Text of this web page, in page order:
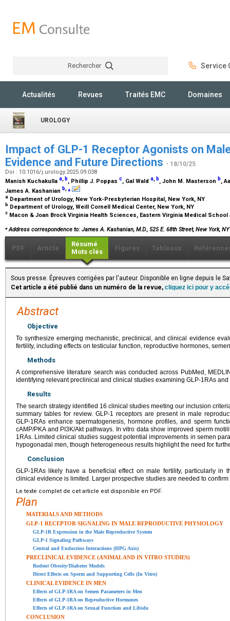
Rechercher Service
Actualités Revues Traités EMC Domaines
UROLOGY
Impact of GLP-1 Receptor Agonists on
Evidence and Future Directions - 18/10/25
Doi : 10.1016/j.urology.2025.09.038
Manish Kuchakulla a b, Phillip J. Poppas c, Gal Wald a b, John M. Masterson b,
James A. Kashanian b ⁎
a Department of Urology, New York-Presbyterian Hospital, New York, NY
b Department of Urology, Weill Cornell Medical Center, New York, NY
c Macon & Joan Brock Virginia Health Sciences, Eastern Virginia Medical
⁎Address correspondence to: James A. Kashanian, M.D., 525 E. 68th Street, New York,
PDF Article
Résumé
Mots clés
Figures Tableaux
Sous presse. Épreuves corrigées par l'auteur. Disponible en ligne depuis le
Cet article a été publié dans un numéro de la revue, cliquez ici pour y
Abstract
Objective
To synthesize emerging mechanistic, preclinical, and clinical evidence
fertility, including effects on testicular function, reproductive hormones,
Methods
A comprehensive literature search was conducted across PubMed,
identifying relevant preclinical and clinical studies examining GLP-1RAs
Results
The search strategy identified 16 clinical studies meeting our inclusion
summary tables for review. GLP-1 receptors are present in male
GLP-1RAs enhance spermatogenesis, hormone profiles, and sperm
cAMP/PKA and PI3K/Akt pathways. In vitro data show improved sperm
1RAs. Limited clinical studies suggest potential improvements in semen
hypogonadal men, though heterogeneous results highlight the need for
Conclusion
GLP-1RAs likely have a beneficial effect on male fertility, particularly in
clinical evidence is limited. Larger prospective studies are needed to confirm
Le texte complet de cet article est disponible en PDF.
Plan
MATERIALS AND METHODS
GLP-1 RECEPTOR SIGNALING IN MALE REPRODUCTIVE PHYSIOLOGY
GLP-1R Expression in the Male Reproductive System
GLP-1 Signaling Pathways
Central and Endocrine Interactions (HPG Axis)
PRECLINICAL EVIDENCE (ANIMAL AND IN VITRO STUDIES)
Rodent Obesity/Diabetes Models
Direct Effects on Sperm and Supporting Cells (In Vitro)
CLINICAL EVIDENCE IN MEN
Effects of GLP-1RA on Semen Parameters in Men
Effects of GLP-1RA on Reproductive Hormones
Effects of GLP-1RA on Sexual Function and Libido
CONCLUSION